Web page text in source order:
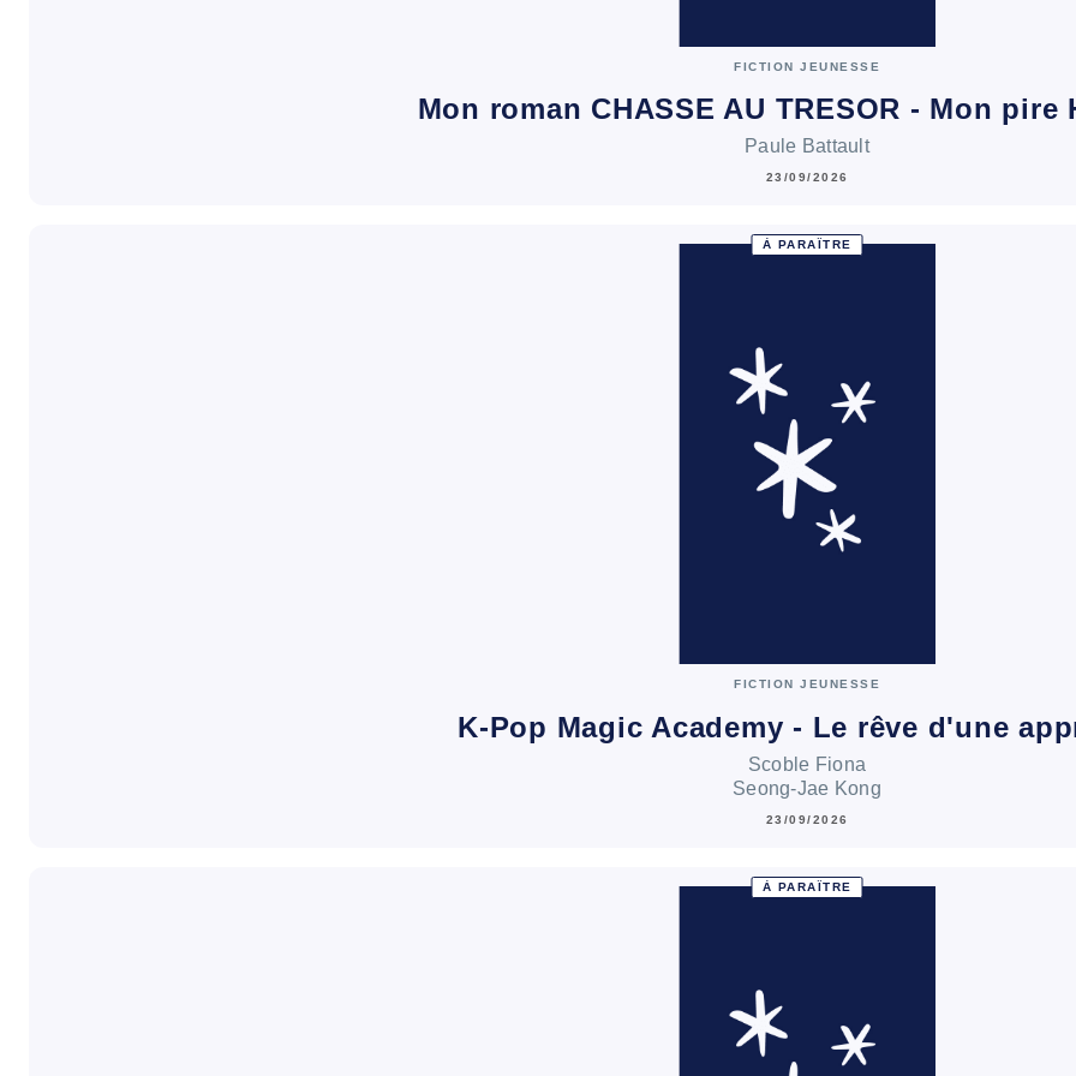
FICTION JEUNESSE
Mon roman CHASSE AU TRESOR - Mon
Paule Battault
23/09/2026
À PARAÎTRE
FICTION JEUNESSE
K-Pop Magic Academy - Le rêve d'une
Scoble Fiona
Seong-Jae Kong
23/09/2026
À PARAÎTRE